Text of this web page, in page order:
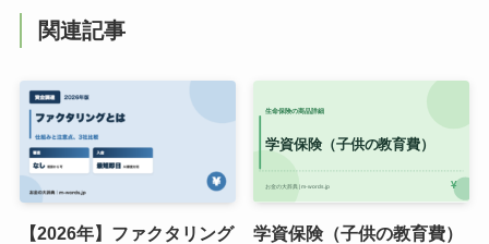
関連記事
【2026年】ファクタリング
学資保険（子供の教育費）